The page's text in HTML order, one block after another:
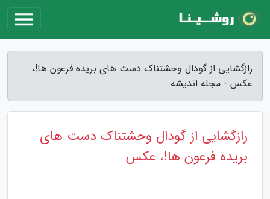
رازگشایی از گودال وحشتناک دست های بریده فرعون ها!،
عکس - مجله اندیشه
رازگشایی از گودال وحشتناک دست های
بریده فرعون ها!، عکس